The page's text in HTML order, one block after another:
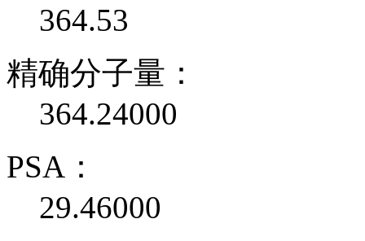
364.53
精确分子量：
364.24000
PSA：
29.46000